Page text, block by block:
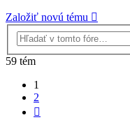
Založiť novú tému
59 tém
1
2